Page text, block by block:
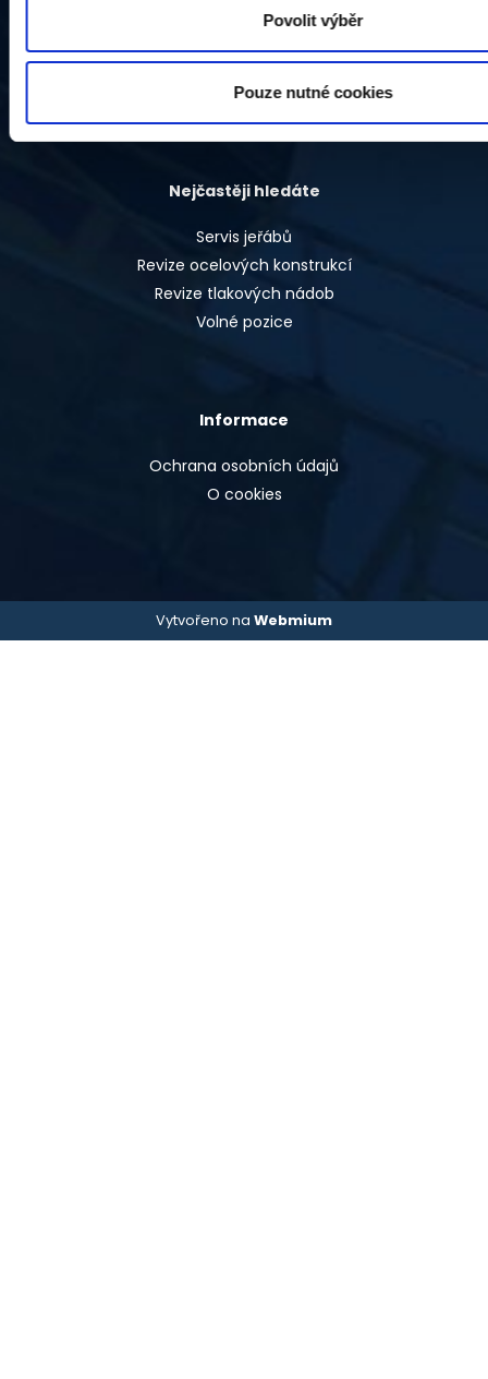
Povolit výběr
Pouze nutné cookies
703 00
Česká republika
Nejčastěji hledáte
Servis jeřábů
Revize ocelových konstrukcí
Revize tlakových nádob
Volné pozice
Informace
Ochrana osobních údajů
O cookies
Vytvořeno na Webmium